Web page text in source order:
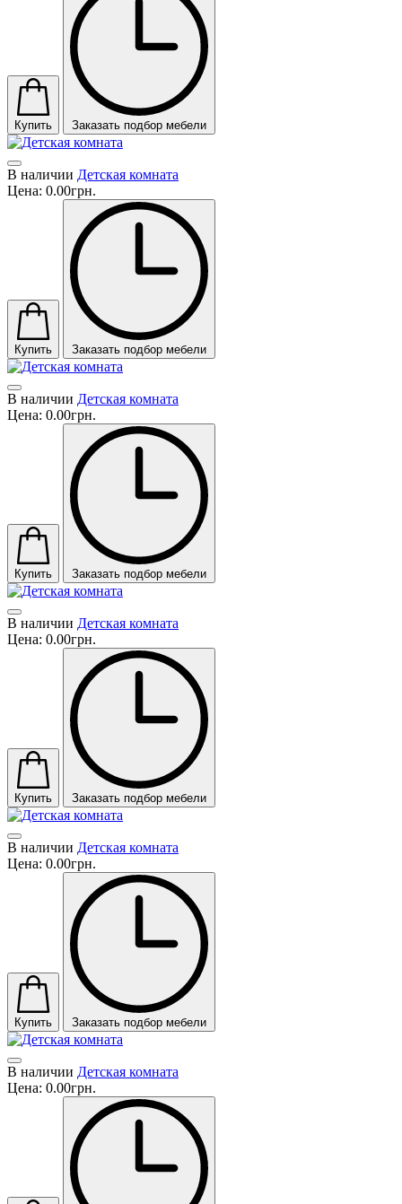
Купить Заказать подбор мебели
В наличии Детская комната
Цена: 0.00грн.
Купить Заказать подбор мебели
В наличии Детская комната
Цена: 0.00грн.
Купить Заказать подбор мебели
В наличии Детская комната
Цена: 0.00грн.
Купить Заказать подбор мебели
В наличии Детская комната
Цена: 0.00грн.
Купить Заказать подбор мебели
В наличии Детская комната
Цена: 0.00грн.